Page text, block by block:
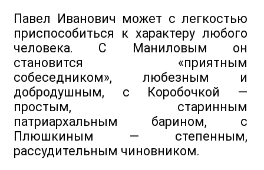
Павел Иванович может с легкостью
приспособиться к характеру любого
человека. С Маниловым он
становится «приятным
собеседником», любезным и
добродушным, с Коробочкой —
простым, старинным
патриархальным барином, с
Плюшкиным — степенным,
рассудительным чиновником.